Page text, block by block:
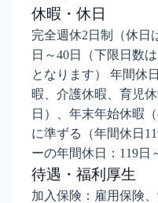
休暇・休日
完全週休2日制（休日
日～40日（下限日数
となります） 年間休
暇、介護休暇、育児
日）、年末年始休暇
に準ずる（年間休日
ーの年間休日：119日
待遇・福利厚生
加入保険：雇用保険